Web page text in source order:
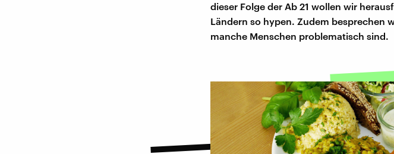
dieser Folge der Ab 21 wollen wir
Ländern so hypen. Zudem besprechen
manche Menschen problematisch sind.